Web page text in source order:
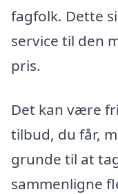
fagfolk. Dette
service til den
pris.
Det kan være
tilbud, du får,
grunde til at
sammenligne